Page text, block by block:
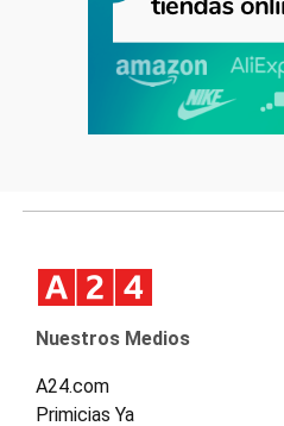
Nuestros Medios
A24.com
Primicias Ya